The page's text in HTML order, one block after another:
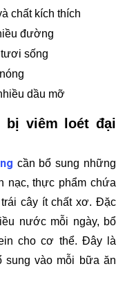
chất kích thích
đường
sống
dầu mỡ
bị viêm loét đại
cần bổ sung những
nạc, thực phẩm chứa
cây ít chất xơ. Đặc
nước mỗi ngày, bổ
cho cơ thể. Đây là
sung vào mỗi bữa ăn